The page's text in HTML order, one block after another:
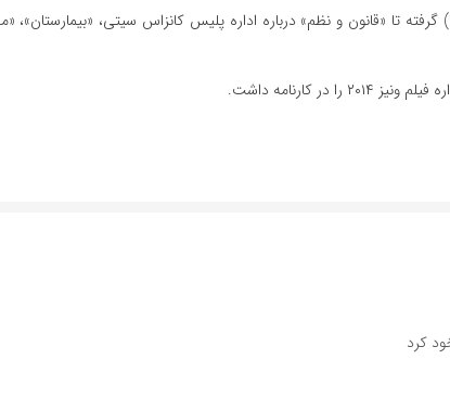
وی در ادامه به بررسی کارکرد نهادها در بیش از ۴۰ مستند از «دبیرستان» (۱۹۶۸) گرفته تا «قانون و نظم» درباره اداره پلیس کانزاس سیتی،